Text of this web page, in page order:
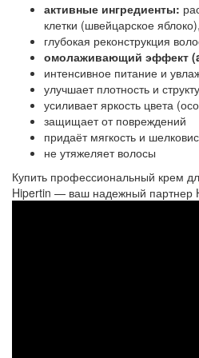
активные ингредиенты:
клетки (швейцарское
глубокая реконструкция
омолаживающий эффект
интенсивное питание и
улучшает плотность и
усиливает яркость цвета
защищает от повреждений
придаёт мягкость и
не утяжеляет волосы
Купить профессиональный крем
Hipertin — ваш надежный партнер